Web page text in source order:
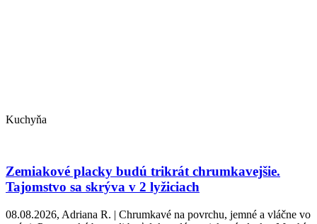
Kuchyňa
Zemiakové placky budú trikrát chrumkavejšie.
Tajomstvo sa skrýva v 2 lyžiciach
08.08.2026, Adriana R. | Chrumkavé na povrchu, jemné a vláčne vo